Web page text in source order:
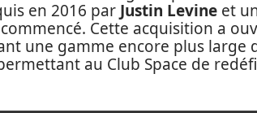
en 2016 par Justin Levine et
Cette acquisition a
une gamme encore plus large
au Club Space de